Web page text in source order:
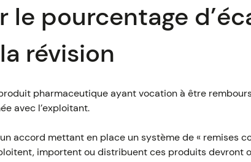
le pourcentage
révision
pharmaceutique ayant vocation à être
avec l’exploitant.
accord mettant en place un système de « remises
importent ou distribuent ces produits devront